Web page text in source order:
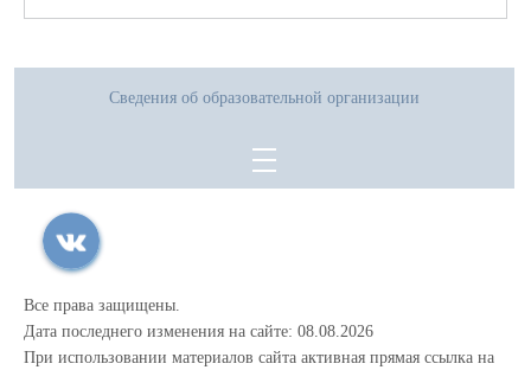
Сведения об образовательной организации
Все права защищены.
Дата последнего изменения на сайте: 08.08.2026
При использовании материалов сайта активная прямая ссылка на